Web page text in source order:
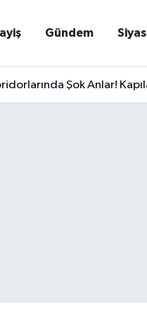
Gündem
Şok Anlar!